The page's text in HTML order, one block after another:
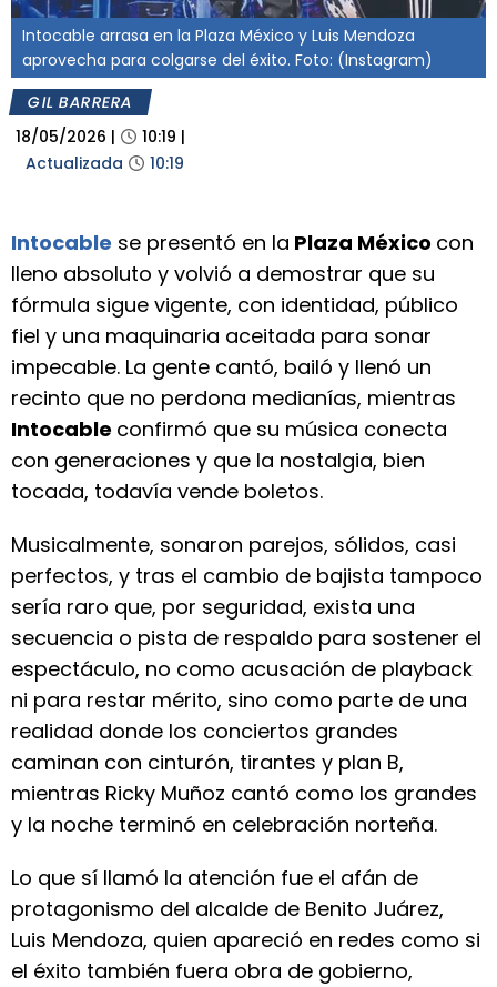
Intocable arrasa en la Plaza México y Luis Mendoza
aprovecha para colgarse del éxito. Foto: (Instagram)
GIL BARRERA
18/05/2026 | 10:19 |
Actualizada
10:19
Intocable se presentó en la Plaza México con
lleno absoluto y volvió a demostrar que su
fórmula sigue vigente, con identidad, público
fiel y una maquinaria aceitada para sonar
impecable. La gente cantó, bailó y llenó un
recinto que no perdona medianías, mientras
Intocable confirmó que su música conecta
con generaciones y que la nostalgia, bien
tocada, todavía vende boletos.
Musicalmente, sonaron parejos, sólidos, casi
perfectos, y tras el cambio de bajista tampoco
sería raro que, por seguridad, exista una
secuencia o pista de respaldo para sostener el
espectáculo, no como acusación de playback
ni para restar mérito, sino como parte de una
realidad donde los conciertos grandes
caminan con cinturón, tirantes y plan B,
mientras Ricky Muñoz cantó como los grandes
y la noche terminó en celebración norteña.
Lo que sí llamó la atención fue el afán de
protagonismo del alcalde de Benito Juárez,
Luis Mendoza, quien apareció en redes como si
el éxito también fuera obra de gobierno,